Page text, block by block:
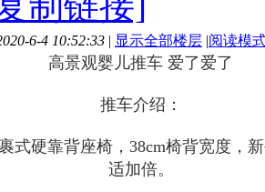
6-4 10:52:33 | 显示全部楼层 |阅读模
高景观婴儿推车 爱了爱了
推车介绍：
式硬​靠‌背座椅​，38cm椅背‌宽‌度，
适‎加‎倍。